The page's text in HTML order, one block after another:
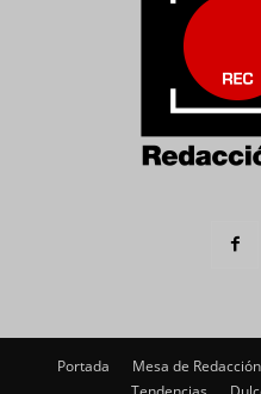
Portada Mesa de Redacción